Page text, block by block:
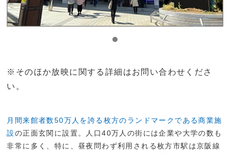
月間来館者数50万人を誇る枚方のランドマークである商業施
設の正面玄関に設置。人口40万人の街には企業や大学の数も
非常に多く、特に、昼夜問わず利用される枚方市駅は京阪線
※そのほか放映に関する詳細はお問い合わせくださ
い。